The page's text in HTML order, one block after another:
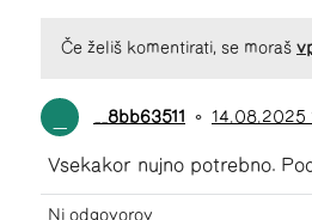
Če želiš komentirati, se moraš
__8bb63511 • 14.08.2025
Vsekakor nujno potrebno.
Ni odgovorov